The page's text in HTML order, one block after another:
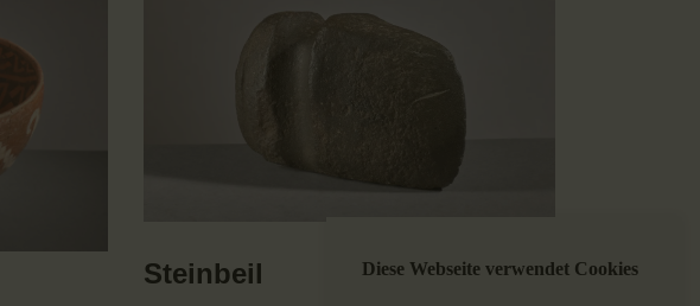
Steinbeil Diese Webseite verwendet Cookies